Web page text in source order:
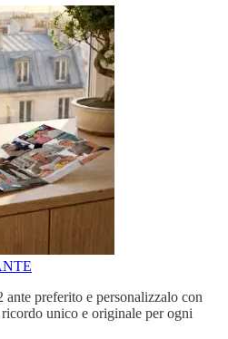
preferito e personalizzalo con
unico e originale per ogni